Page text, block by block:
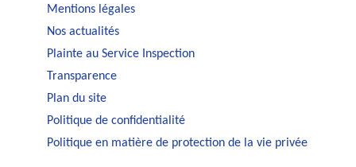
Mentions légales
Nos actualités
Plainte au Service Inspection
Transparence
Plan du site
Politique de confidentialité
Politique en matière de protection de la vie privée